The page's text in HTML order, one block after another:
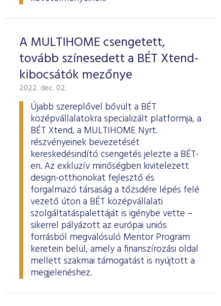
A MULTIHOME csengetett,
tovább színesedett a BÉT Xtend-
kibocsátók mezőnye
2022. dec. 02.
Újabb szereplővel bővült a BÉT
középvállalatokra specializált platformja, a
BÉT Xtend, a MULTIHOME Nyrt.
részvényeinek bevezetését
kereskedésindító csengetés jelezte a BÉT-
en. Az exkluzív minőségben kivitelezett
design-otthonokat fejlesztő és
forgalmazó társaság a tőzsdére lépés felé
vezető úton a BÉT középvállalati
szolgáltatáspalettáját is igénybe vette –
sikerrel pályázott az európai uniós
forrásból megvalósuló Mentor Program
keretein belül, amely a finanszírozási oldal
mellett szakmai támogatást is nyújtott a
megjelenéshez.